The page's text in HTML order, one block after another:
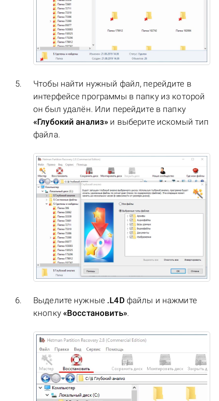
Чтобы найти нужный файл, перейдите в
интерфейсе программы в папку из которой
он был удалён. Или перейдите в папку
«Глубокий анализ» и выберите искомый тип
файла.
Выделите нужные .L4Dфайлы и нажмите
кнопку «Восстановить».